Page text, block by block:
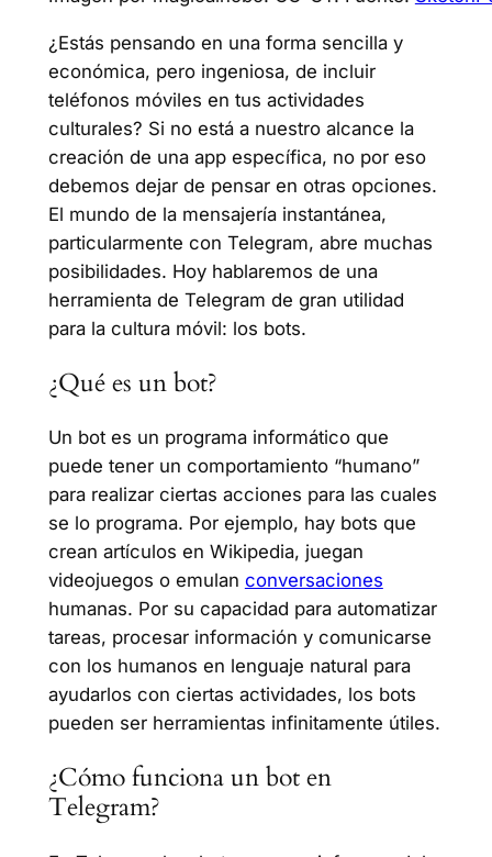
¿Estás pensando en una forma sencilla y
económica, pero ingeniosa, de incluir
teléfonos móviles en tus actividades
culturales? Si no está a nuestro alcance la
creación de una app específica, no por eso
debemos dejar de pensar en otras opciones.
El mundo de la mensajería instantánea,
particularmente con Telegram, abre muchas
posibilidades. Hoy hablaremos de una
herramienta de Telegram de gran utilidad
para la cultura móvil: los bots.
¿Qué es un bot?
Un bot es un programa informático que
puede tener un comportamiento “humano”
para realizar ciertas acciones para las cuales
se lo programa. Por ejemplo, hay bots que
crean artículos en Wikipedia, juegan
videojuegos o emulan conversaciones
humanas. Por su capacidad para automatizar
tareas, procesar información y comunicarse
con los humanos en lenguaje natural para
ayudarlos con ciertas actividades, los bots
pueden ser herramientas infinitamente útiles.
¿Cómo funciona un bot en
Telegram?